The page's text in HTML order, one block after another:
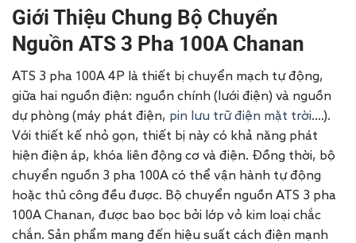
Giới Thiệu Chung Bộ Chuyển
Nguồn ATS 3 Pha 100A Chanan
ATS 3 pha 100A 4P là thiết bị chuyển mạch tự động,
giữa hai nguồn điện: nguồn chính (lưới điện) và nguồn
dự phòng (máy phát điện, pin lưu trữ điện mặt trời.…).
Với thiết kế nhỏ gọn, thiết bị này có khả năng phát
hiện điện áp, khóa liên động cơ và điện. Đồng thời, bộ
chuyển nguồn 3 pha 100A có thể vận hành tự động
hoặc thủ công đều được. Bộ chuyển nguồn ATS 3 pha
100A Chanan, được bao bọc bởi lớp vỏ kim loại chắc
chắn. Sản phẩm mang đến hiệu suất cách điện mạnh